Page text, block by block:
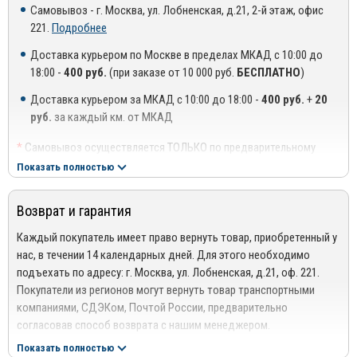
Дают возможность опускать стекла, независимо от погоды
за окном;
окружающей среды;
Невосприимчивость к ультрафиолетовому излучению;
Простота в установке;
Экологичность;
Продолжительный срок службы.
материалы от ведущих производителей в своей отрасли:
Оргстекло высшего качества, соответствует ГОСТ
Оригинальный 3М скотч производства Германия от
официального дистрибьютора 3М в России.
Самовывоз - г. Москва, ул. Лобненская, д.21, 2-й этаж, офис
221. Подробнее
Доставка курьером по Москве в пределах МКАД с 10:00 до
18:00 - 400 руб. (при заказе от 10 000 руб. БЕСПЛАТНО)
Доставка курьером за МКАД с 10:00 до 18:00 - 400 руб. + 20
руб. за каждый км. от МКАД
* Самовывоз осуществляется ТОЛЬКО по предварительному
согласованию с менеджером!
**Доставка осуществляется до подъезда, либо до ближайшего
проходная ТЦ или БЦ).
***Доставка до квартиры/офиса платная: + 100 руб. за заказ
весом до 10 кг., +200 руб. за заказ весом свыше 10 кг.
РЕГИОНАЛЬНАЯ ДОСТАВКА ПО РОССИИ, БЕЛАРУСИИ И
КАЗАХСТАНУ
Стоимость доставки от 1000 руб. рассчитывается
менеджером!
Показать полностью
Возврат и гарантия
Каждый покупатель имеет право вернуть товар, приобретенный у
нас, в течении 14 календарных дней. Для этого необходимо
подъехать по адресу: г. Москва, ул. Лобненская, д.21, оф. 221.
Покупатели из регионов могут вернуть товар транспортными
компаниями, СДЭКом, Почтой России, предварительно
согласовав способ возврата с нашим менеджером.
Подробнее сморите в разделе
Показать полностью